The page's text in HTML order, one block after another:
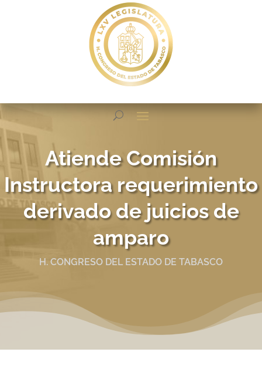
Atiende Comisión
Instructora requerimiento
derivado de juicios de
amparo
H. CONGRESO DEL ESTADO DE TABASCO